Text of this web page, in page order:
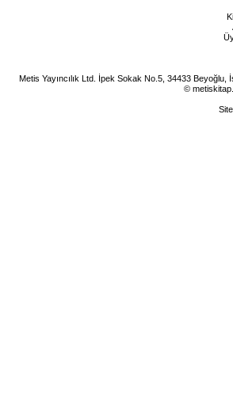
Metis Yayıncılık Ltd. İpek Sokak No.5, 34433
©